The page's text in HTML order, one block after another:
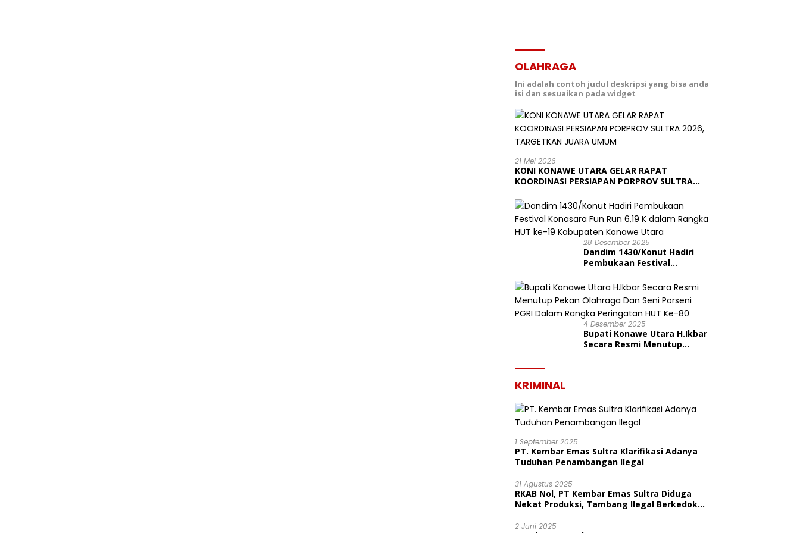
OLAHRAGA
Ini adalah contoh judul deskripsi yang bisa anda
isi dan sesuaikan pada widget
21 Mei 2026
KONI KONAWE UTARA GELAR RAPAT
KOORDINASI PERSIAPAN PORPROV SULTRA
28 Desember 2025
Dandim 1430/Konut Hadiri
Pembukaan Festival
dalam Rangka HUT ke-19
Kabupaten Konawe Utara
4 Desember 2025
Bupati Konawe Utara H.Ikbar
Secara Resmi Menutup
KRIMINAL
1 September 2025
PT. Kembar Emas Sultra Klarifikasi Adanya
Tuduhan Penambangan Ilegal
31 Agustus 2025
RKAB Nol, PT Kembar Emas Sultra Diduga
Nekat Produksi, Tambang Ilegal Berkedok
2 Juni 2025